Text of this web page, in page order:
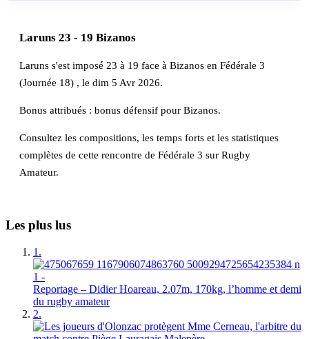
Laruns 23 - 19 Bizanos
Laruns s'est imposé 23 à 19 face à Bizanos en Fédérale 3
(Journée 18) , le dim 5 Avr 2026.
Bonus attribués : bonus défensif pour Bizanos.
Consultez les compositions, les temps forts et les statistiques
complètes de cette rencontre de Fédérale 3 sur Rugby
Amateur.
Les plus lus
1.
Reportage – Didier Hoareau, 2.07m, 170kg, l’homme et demi
du rugby amateur
2.